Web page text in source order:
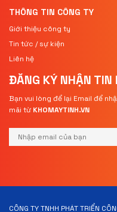
THÔNG TIN CÔNG TY
Giới thiệu công ty
Tin tức / sự kiện
Liên hệ
ĐĂNG KÝ NHẬN TIN
Bạn vui lòng để lại Email để
mãi từ KHOMAYTINH.VN
CÔNG TY TNHH PHÁT TRIỂN